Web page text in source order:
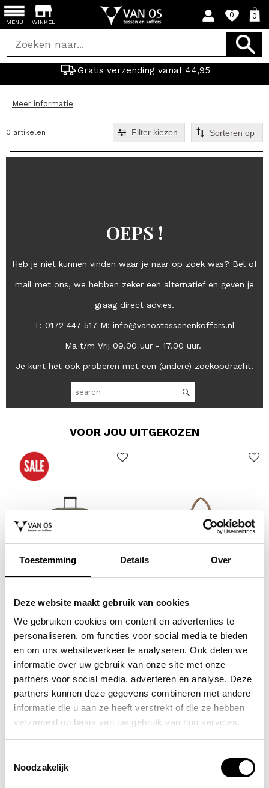
Toestemming Details Over
Deze website maakt gebruik van cookies
We gebruiken cookies om content en advertenties te
personaliseren, om functies voor social media te bieden
en om ons websiteverkeer te analyseren. Ook delen we
informatie over uw gebruik van onze site met onze
partners voor social media, adverteren en analyse. Deze
partners kunnen deze gegevens combineren met andere
informatie die u aan ze heeft verstrekt of die ze hebben
verzameld op basis van uw gebruik van hun services.
Noodzakelijk
WINKEL
0 0
Gratis verzending vanaf 44,95
MENU
Meer informatie
0 artikelen Filter kiezen
OEPS !
Heb je niet kunnen vinden waar je naar op zoek was? Bel of
mail met ons, we hebben zeker een alternatief en geven je
graag direct advies.
T: 0172 447 517 M: info@vanostassenenkoffers.nl
Ma t/m Vrij 09.00 uur - 17.00 uur.
Je kunt het ook proberen met een (andere) zoekopdracht.
VOOR JOU UITGEKOZEN
koffer / trolley /
reiskoffer 75 cm (large)
s'cure
VAN 249,00VOOR 159,00
grote schoudertas /
handtas dames birina
49,95
POPULAIRE EN BEST VERKOCHT